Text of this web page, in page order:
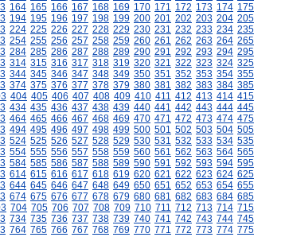
164 165 166 167 168 169 170 171 172 173 174 175
194 195 196 197 198 199 200 201 202 203 204 205
224 225 226 227 228 229 230 231 232 233 234 235
254 255 256 257 258 259 260 261 262 263 264 265
284 285 286 287 288 289 290 291 292 293 294 295
314 315 316 317 318 319 320 321 322 323 324 325
344 345 346 347 348 349 350 351 352 353 354 355
374 375 376 377 378 379 380 381 382 383 384 385
404 405 406 407 408 409 410 411 412 413 414 415
434 435 436 437 438 439 440 441 442 443 444 445
464 465 466 467 468 469 470 471 472 473 474 475
494 495 496 497 498 499 500 501 502 503 504 505
524 525 526 527 528 529 530 531 532 533 534 535
554 555 556 557 558 559 560 561 562 563 564 565
584 585 586 587 588 589 590 591 592 593 594 595
614 615 616 617 618 619 620 621 622 623 624 625
644 645 646 647 648 649 650 651 652 653 654 655
674 675 676 677 678 679 680 681 682 683 684 685
704 705 706 707 708 709 710 711 712 713 714 715
734 735 736 737 738 739 740 741 742 743 744 745
764 765 766 767 768 769 770 771 772 773 774 775